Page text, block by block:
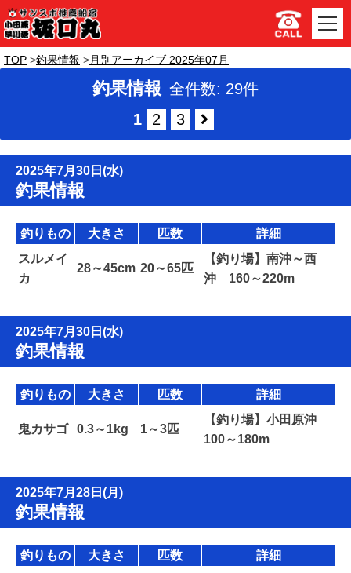
TOP 釣果情報 月別アーカイブ 2025年07月
釣果情報 全件数: 29件
1
2 3
2025年7月30日(水)
釣果情報
釣りもの 大きさ 匹数
詳細
スルメイ
カ
28～45cm 20～65匹
【釣り場】南沖～西
沖 160～220m
2025年7月30日(水)
釣果情報
釣りもの 大きさ 匹数 詳細
鬼カサゴ 0.3～1kg 1～3匹
【釣り場】小田原沖
100～180m
2025年7月28日(月)
釣果情報
釣りもの 大きさ 匹数
詳細